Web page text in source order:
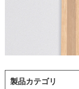
製品カテゴリ